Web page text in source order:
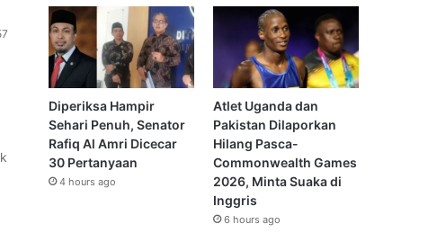
Diperiksa Hampir
Sehari Penuh, Senator
Rafiq Al Amri Dicecar
30 Pertanyaan
4 hours ago
Atlet Uganda dan
Pakistan Dilaporkan
Hilang Pasca-
Commonwealth Games
2026, Minta Suaka di
Inggris
6 hours ago